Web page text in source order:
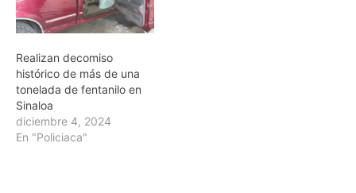
Realizan decomiso
histórico de más de una
tonelada de fentanilo en
Sinaloa
diciembre 4, 2024
En "Policiaca"